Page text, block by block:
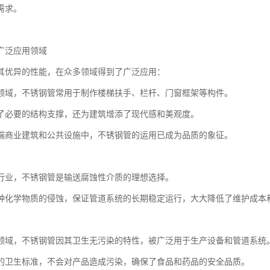
。
泛应用领域
优异的性能，在众多领域得到了广泛应用：
域，不锈钢管常用于制作楼梯扶手、栏杆、门窗框架等构件。
必要的结构支撑，还为建筑增添了现代感和美观度。
商业建筑和公共设施中，不锈钢管的运用已成为品质的象征。
业，不锈钢管是输送腐蚀性介质的理想选择。
化学物质的侵蚀，保证管道系统的长期稳定运行，大大降低了维护成本
域，不锈钢管因其卫生无污染的特性，被广泛用于生产设备和管道系统。
卫生标准，不会对产品造成污染，确保了食品和药品的安全品质。